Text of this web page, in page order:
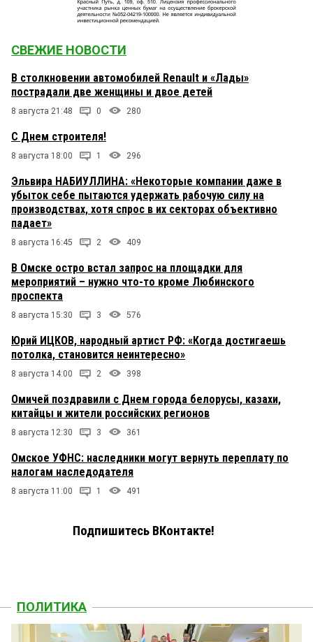
СВЕЖИЕ НОВОСТИ
В столкновении автомобилей Renault и «Лады»
пострадали две женщины и двое детей
8 августа 21:48 0 280
С Днем строителя!
8 августа 18:00 1 296
Эльвира НАБИУЛЛИНА: «Некоторые компании даже в
убыток себе пытаются удержать рабочую силу на
производствах, хотя спрос в их секторах объективно
падает»
8 августа 16:45 2 409
В Омске остро встал запрос на площадки для
мероприятий – нужно что-то кроме Любинского
проспекта
8 августа 15:30 3 576
Юрий ИЦКОВ, народный артист РФ: «Когда достигаешь
потолка, становится неинтересно»
8 августа 14:00 2 398
Омичей поздравили с Днем города белорусы, казахи,
китайцы и жители российских регионов
8 августа 12:30 3 361
Омское УФНС: наследники могут вернуть переплату по
налогам наследодателя
8 августа 11:00 1 491
Подпишитесь ВКонтакте!
ПОЛИТИКА